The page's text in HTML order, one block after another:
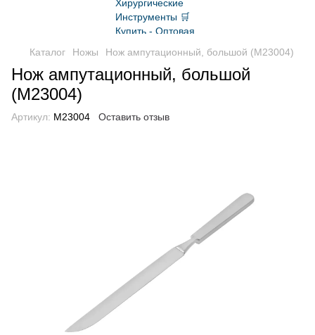
Каталог Ножы Нож ампутационный, большой (M23004)
Нож ампутационный, большой
(M23004)
Артикул: M23004 Оставить отзыв